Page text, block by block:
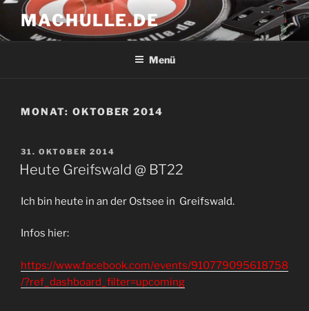
Zum
Inhalt
springen
MACHULLE.DE
Menü
MONAT: OKTOBER 2014
VERÖFFENTLICHT
AM
31. OKTOBER 2014
Heute Greifswald @ BT22
Ich bin heute in an der Ostsee in Greifswald.
Infos hier:
https://www.facebook.com/events/910779095618758
/?ref_dashboard_filter=upcoming